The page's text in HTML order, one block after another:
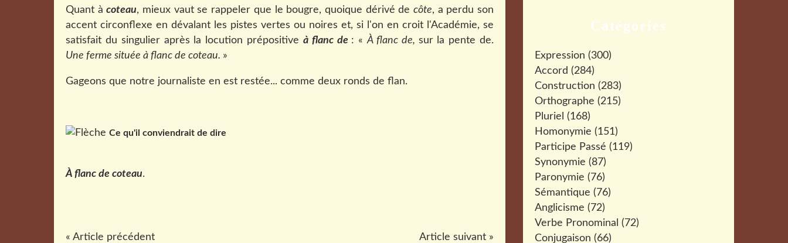
Quant àcoteau, mieux vaut se rappeler que le bougre, quoique dérivé de côte, a perdu son
accent circonflexe en dévalant les pistes vertes ou noires et, si l'on en croit l'Académie, se
satisfait du singulier après la locution prépositive à flanc de : «À flanc de, sur la pente de.
Une ferme située à flanc de coteau. »
Gageons que notre journaliste en est restée... comme deux ronds de flan.
Ce qu'il conviendrait de dire
À flanc de coteau.
« Article précédent Article suivant »
Catégories
Expression (300)
Accord (284)
Construction (283)
Orthographe (215)
Pluriel (168)
Homonymie (151)
Participe Passé (119)
Synonymie (87)
Paronymie (76)
Sémantique (76)
Anglicisme (72)
Verbe Pronominal (72)
Conjugaison (66)